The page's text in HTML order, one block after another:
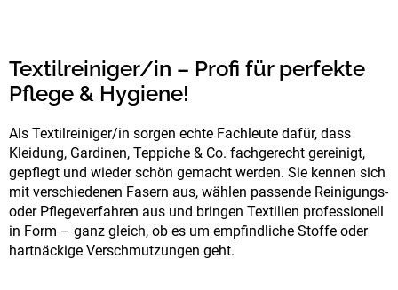
Textilreiniger/in – Profi für perfekte
Pflege & Hygiene!
Als Textilreiniger/in sorgen echte Fachleute dafür, dass
Kleidung, Gardinen, Teppiche & Co. fachgerecht gereinigt,
gepflegt und wieder schön gemacht werden. Sie kennen sich
mit verschiedenen Fasern aus, wählen passende Reinigungs-
oder Pflegeverfahren aus und bringen Textilien professionell
in Form – ganz gleich, ob es um empfindliche Stoffe oder
hartnäckige Verschmutzungen geht.